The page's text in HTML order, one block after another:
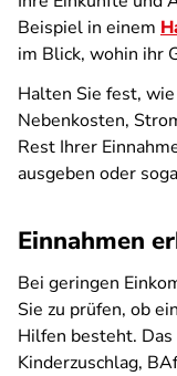
Beispiel in einem
im Blick, wohin ihr
Halten Sie fest,
Nebenkosten,
Rest Ihrer
ausgeben oder
Einnahmen
Bei geringen
Sie zu prüfen, ob
Hilfen besteht.
Kinderzuschlag,